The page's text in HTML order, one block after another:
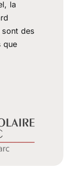
la
sont des
que